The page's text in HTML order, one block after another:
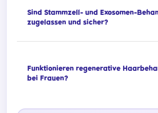
Sind Stammzell- und Exosomen-
zugelassen und sicher?
Funktionieren regenerative
bei Frauen?